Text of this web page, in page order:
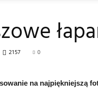
2157 0
na najpiękniejszą